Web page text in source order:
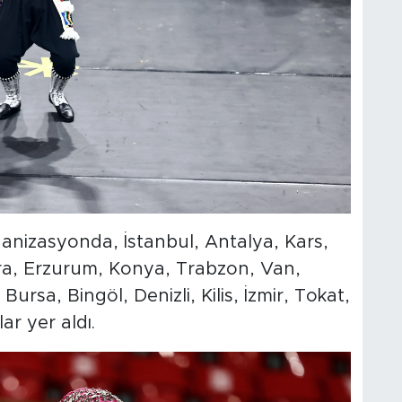
İstanbul, Antalya, Kars,
Erzurum, Konya, Trabzon, Van,
Bingöl, Denizli, Kilis, İzmir, Tokat,
yer aldı.